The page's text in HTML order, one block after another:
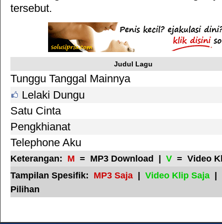
tersebut.
Judul Lagu
Tunggu Tanggal Mainnya
Lelaki Dungu
Satu Cinta
Pengkhianat
Telephone Aku
Keterangan: M = MP3 Download | V = Video
Tampilan Spesifik: MP3 Saja | Video Klip Saja |
Pilihan